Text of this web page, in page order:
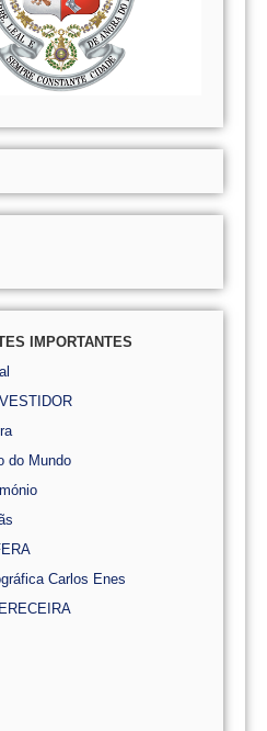
IMPORTANTES
do Mundo
Carlos Enes